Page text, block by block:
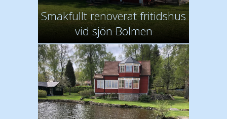
Smakfullt renoverat fritidshus
vid sjön Bolmen